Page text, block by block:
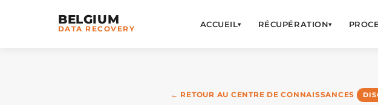
BELGIUM
DATA RECOVERY ACCUEIL▾ RÉCUPÉRATION▾
← RETOUR AU CENTRE DE CONNAISSANCES